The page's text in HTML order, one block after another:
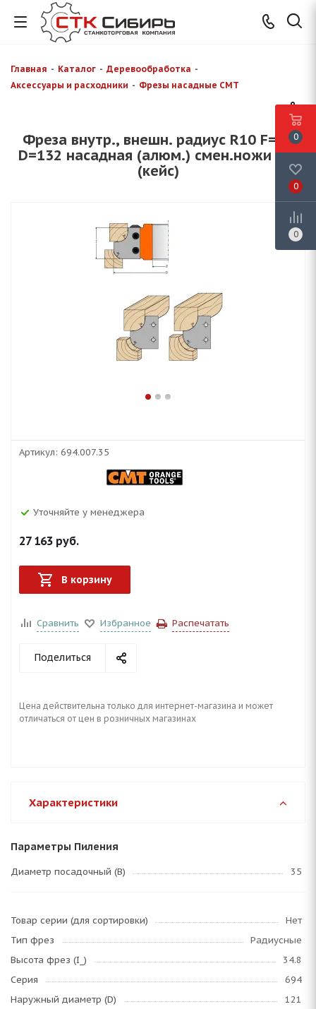
Главная - Каталог - Деревообработка -
Аксессуары и расходники - Фрезы насадные CMT
Фреза внутр., внешн. радиус R10 F=35
D=132 насадная (алюм.) смен.ножи HM
(кейс)
Артикул: 694.007.35
Уточняйте у менеджера
27 163 руб.
В корзину
Сравнить Избранное Распечатать
Поделиться
Цена действительна только для интернет-магазина и может
отличаться от цен в розничных магазинах
Характеристики
Параметры Пиления
Диаметр посадочный (B) 35
Товар серии (для сортировки)
Нет
Тип фрез
Радиусные
Высота фрез (I_)
34.8
Серия
694
Наружный диаметр (D)
121
0
0
0